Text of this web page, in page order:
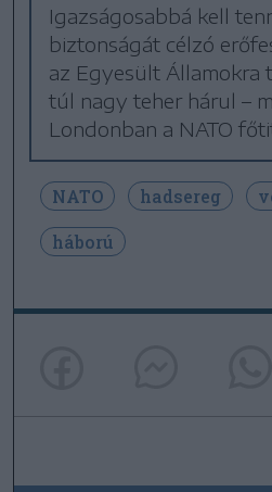
Igazságosabbá kell
biztonságát célzó
az Egyesült Államokra
túl nagy teher hárul –
Londonban a NATO
NATO hadsereg
háború